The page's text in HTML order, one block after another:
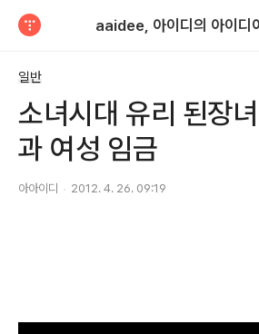
일반
소녀시대 유리 된장
과 여성 임금
아아이디 2012. 4. 26. 09:19